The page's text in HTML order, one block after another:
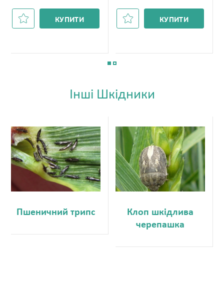
КУПИТИ КУПИТИ
Iншi Шкідники
Пшеничний трипс
Клоп шкідлива
черепашка